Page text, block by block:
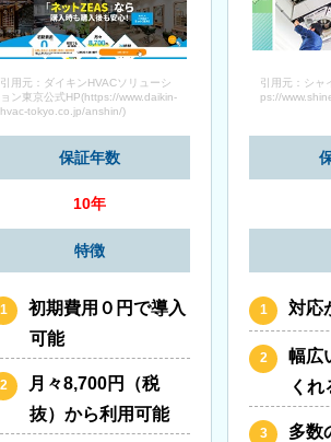
引用元：ダイキンHVACソリューシ
ョン東京公式HP(https://www.daikin-
hvac-tokyo.co.jp/anshin/)
保証年数
10年
特徴
初期費用０円で導入
可能
月々8,700円（税
抜）から利用可能
引用元：シャ
ps://
対応
幅広
くれ
多数